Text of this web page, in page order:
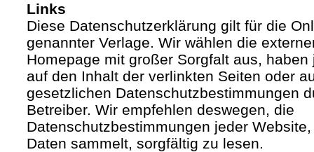
Links
Diese Datenschutzerklärung gilt für die
genannter Verlage. Wir wählen die
Homepage mit großer Sorgfalt aus,
auf den Inhalt der verlinkten Seiten oder
gesetzlichen Datenschutzbestimmungen
Betreiber. Wir empfehlen deswegen, die
Datenschutzbestimmungen jeder
Daten sammelt, sorgfältig zu lesen.